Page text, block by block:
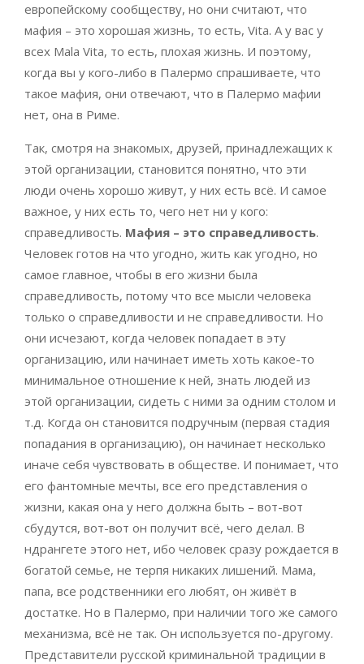
европейскому сообществу, но они считают, что
мафия – это хорошая жизнь, то есть, Vita. А у вас у
всех Mala Vita, то есть, плохая жизнь. И поэтому,
когда вы у кого-либо в Палермо спрашиваете, что
такое мафия, они отвечают, что в Палермо мафии
нет, она в Риме.
Так, смотря на знакомых, друзей, принадлежащих к
этой организации, становится понятно, что эти
люди очень хорошо живут, у них есть всё. И самое
важное, у них есть то, чего нет ни у кого:
справедливость. Мафия ­– это справедливость.
Человек готов на что угодно, жить как угодно, но
самое главное, чтобы в его жизни была
справедливость, потому что все мысли человека
только о справедливости и не справедливости. Но
они исчезают, когда человек попадает в эту
организацию, или начинает иметь хоть какое-то
минимальное отношение к ней, знать людей из
этой организации, сидеть с ними за одним столом и
т.д. Когда он становится подручным (первая стадия
попадания в организацию), он начинает несколько
иначе себя чувствовать в обществе. И понимает, что
его фантомные мечты, все его представления о
жизни, какая она у него должна быть – вот-вот
сбудутся, вот-вот он получит всё, чего делал. В
ндрангете этого нет, ибо человек сразу рождается в
богатой семье, не терпя никаких лишений. Мама,
папа, все родственники его любят, он живёт в
достатке. Но в Палермо, при наличии того же самого
механизма, всё не так. Он используется по-другому.
Представители русской криминальной традиции в